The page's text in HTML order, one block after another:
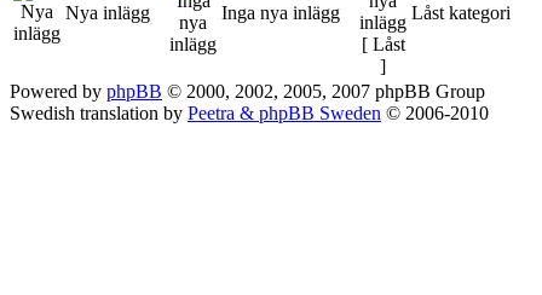
Nya inlägg Inga nya inlägg Låst kategori
Powered by phpBB © 2000, 2002, 2005, 2007 phpBB Group
Swedish translation by Peetra & phpBB Sweden © 2006-2010